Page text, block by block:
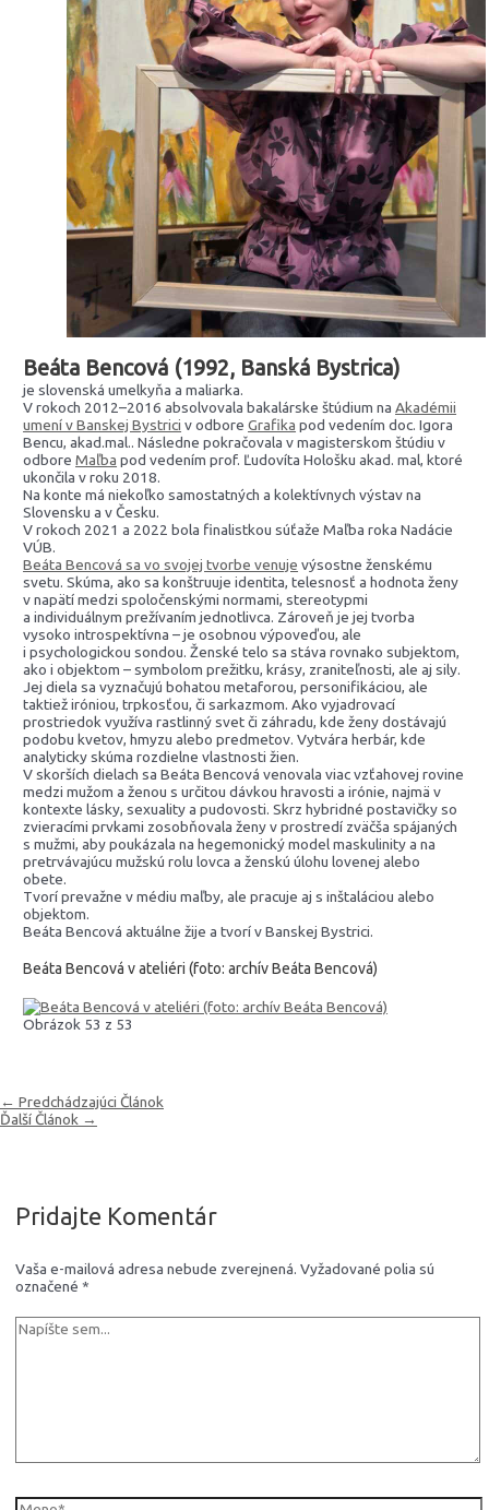
Beáta Bencová (1992, Banská Bystrica)
je slovenská umelkyňa a maliarka.
V rokoch 2012–2016 absolvovala bakalárske štúdium naAkadémii
umení v Banskej Bystrici v odboreGrafika pod vedením doc. Igora
Bencu, akad.mal.. Následne pokračovala v magisterskom štúdiu v
odboreMaľba pod vedením prof. Ľudovíta Hološku akad. mal, ktoré
ukončila v roku 2018.
Na konte má niekoľko samostatných a kolektívnych výstav na
Slovensku a v Česku.
V rokoch 2021 a 2022 bola finalistkou súťaže Maľba roka Nadácie
VÚB.
Beáta Bencová sa vo svojej tvorbe venuje výsostne ženskému
svetu. Skúma, ako sa konštruuje identita, telesnosť a hodnota ženy
v napätí medzi spoločenskými normami, stereotypmi
a individuálnym prežívaním jednotlivca. Zároveň je jej tvorba
vysoko introspektívna – je osobnou výpoveďou, ale
i psychologickou sondou. Ženské telo sa stáva rovnako subjektom,
ako i objektom – symbolom prežitku, krásy, zraniteľnosti, ale aj sily.
Jej diela sa vyznačujú bohatou metaforou, personifikáciou, ale
taktiež iróniou, trpkosťou, či sarkazmom. Ako vyjadrovací
prostriedok využíva rastlinný svet či záhradu, kde ženy dostávajú
podobu kvetov, hmyzu alebo predmetov. Vytvára herbár, kde
analyticky skúma rozdielne vlastnosti žien.
V skorších dielach sa Beáta Bencová venovala viac vzťahovej rovine
medzi mužom a ženou s určitou dávkou hravosti a irónie, najmä v
kontexte lásky, sexuality a pudovosti. Skrz hybridné postavičky so
zvieracími prvkami zosobňovala ženy v prostredí zväčša spájaných
s mužmi, aby poukázala na hegemonický model maskulinity a na
pretrvávajúcu mužskú rolu lovca a ženskú úlohu lovenej alebo
obete.
Tvorí prevažne v médiu maľby, ale pracuje aj s inštaláciou alebo
objektom.
Beáta Bencová aktuálne žije a tvorí v Banskej Bystrici.
Beáta Bencová v ateliéri (foto: archív Beáta Bencová)
Obrázok 53 z 53
← Predchádzajúci Článok
Ďalší Článok →
Pridajte Komentár
Vaša e-mailová adresa nebude zverejnená. Vyžadované polia sú
označené *